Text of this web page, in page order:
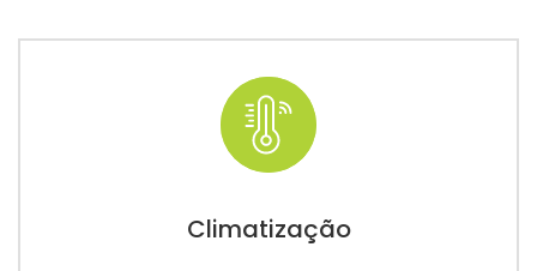
Climatização